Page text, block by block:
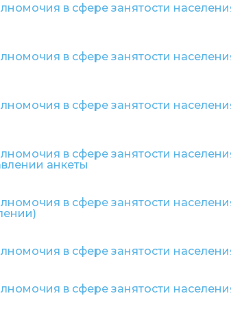
в сфере занятости
в сфере занятости
в сфере занятости
в сфере занятости
анкеты
в сфере занятости
в сфере занятости
в сфере занятости